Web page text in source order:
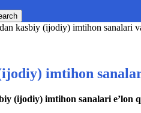
kasbiy (ijodiy) imtihon sanalari
imtihon
(ijodiy) imtihon sanalari e’lon